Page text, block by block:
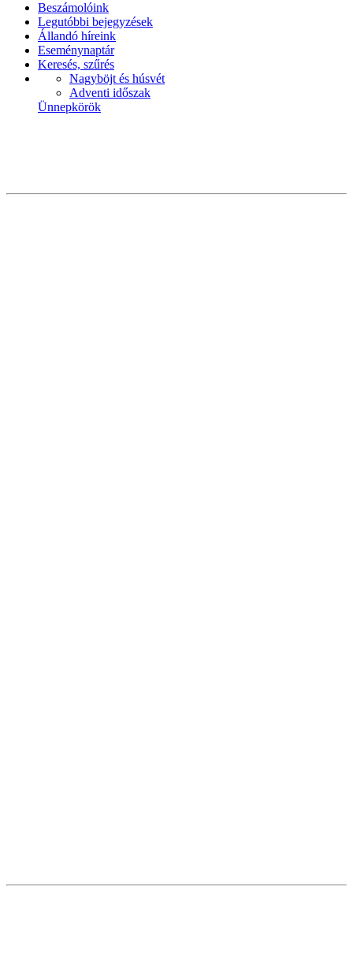
Beszámolóink
Legutóbbi bejegyzések
Állandó híreink
Eseménynaptár
Keresés, szűrés
Nagyböjt és húsvét
Adventi időszak
Ünnepkörök